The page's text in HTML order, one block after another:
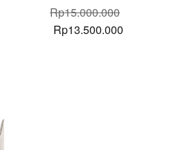
Rp15.000.000
Original
Rp13.500.000